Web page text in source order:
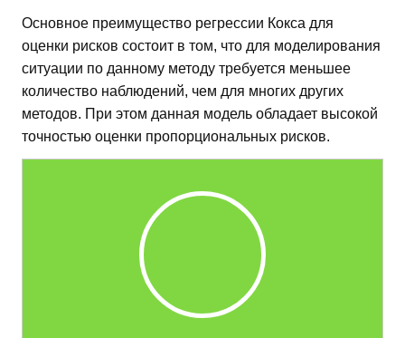
Основное преимущество регрессии Кокса для
оценки рисков состоит в том, что для моделирования
ситуации по данному методу требуется меньшее
количество наблюдений, чем для многих других
методов. При этом данная модель обладает высокой
точностью оценки пропорциональных рисков.